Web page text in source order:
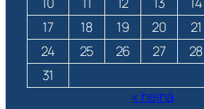
17
18 19 20 21
24
25 26 27 28
31
« heinä